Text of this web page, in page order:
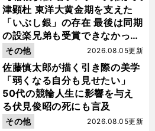
津顕杜 東洋大黄金期を支えた
「いぶし銀」の存在 最後は同期
の設楽兄弟も受賞できなかった
金栗杯に輝く
佐藤慎太郎が描く引き際の美学
「弱くなる自分も見せたい」
50代の競輪人生に影響を与え
る伏見俊昭の死にも言及
2026.08.05更新
その他
2026.08.05更新
その他